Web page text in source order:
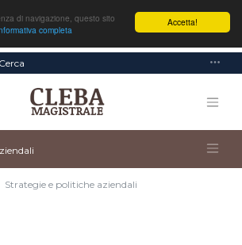
Accetta!
di navigazione, questo sito
completa
Cerca
Strategie e politiche aziendali